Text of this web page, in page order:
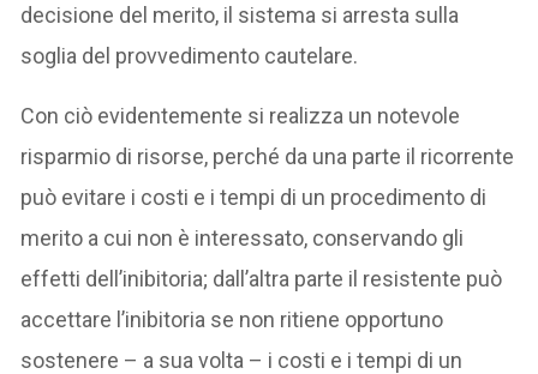
decisione del merito, il sistema si arresta sulla
soglia del provvedimento cautelare.
Con ciò evidentemente si realizza un notevole
risparmio di risorse, perché da una parte il ricorrente
può evitare i costi e i tempi di un procedimento di
merito a cui non è interessato, conservando gli
effetti dell’inibitoria; dall’altra parte il resistente può
accettare l’inibitoria se non ritiene opportuno
sostenere – a sua volta – i costi e i tempi di un